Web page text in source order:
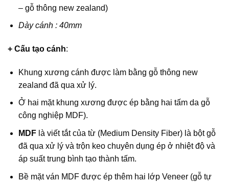
– gỗ thông new zealand)
Dày cánh : 40mm
+ Cấu tạo cánh:
Khung xương cánh được làm bằng gỗ thông new
zealand đã qua xử lý.
Ở hai mặt khung xương được ép bằng hai tấm da gỗ
công nghiệp MDF).
MDFlà viết tắt của từ (Medium Density Fiber) là bột gỗ
đã qua xử lý và trộn keo chuyên dụng ép ở nhiệt độ và
áp suất trung bình tạo thành tấm.
Bề mặt ván MDF được ép thêm hai lớp Veneer (gỗ tự